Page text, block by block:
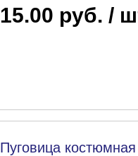
15.00 руб. /
Пуговица